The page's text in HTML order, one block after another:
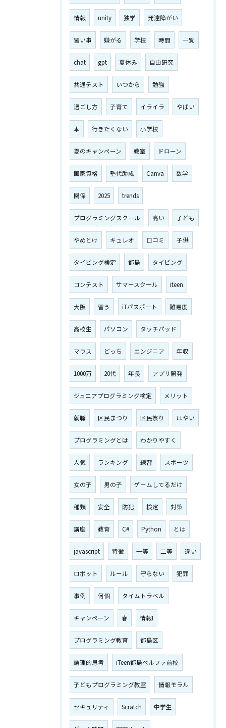
情報 unity 独学 発達障がい
習い事 嫌がる 学校 時間 一覧
chat gpt 夏休み 自由研究
共通テスト いつから 勉強
過ごし方 子育て イライラ やばい
本 行きたくない 小学校
夏のキャンペーン 教室 ドローン
国家資格 塾代助成 Canva 数学
関係 2025 trends
プログラミングスクール 高い 子ども
やめとけ キュレオ 口コミ 子供
タイピング検定 都島 タイピング
コンテスト サマースクール iteen
大阪 習う iTパスポート 難易度
高校生 パソコン タッチパッド
マウス どっち エンジニア 年収
1000万 20代 年長 アプリ開発
ジュニアプログラミング検定 メリット
就職 区民まつり 区民祭り はやい
プログラミングとは わかりやすく
人気 ランキング 練習 スポーツ
女の子 男の子 ゲームしてるだけ
種類 安全 防犯 検定 対策
講座 教育 C# Python とは
javascript 特徴 一等 二等 違い
ロボット ルール 守らない 犯罪
事例 何個 タイムトラベル
キャンペーン 春 情報I
プログラミング教育 都島区
論理的思考 iTeen都島ベルファ前校
子どもプログラミング教室 情報モラル
セキュリティ Scratch 中学生